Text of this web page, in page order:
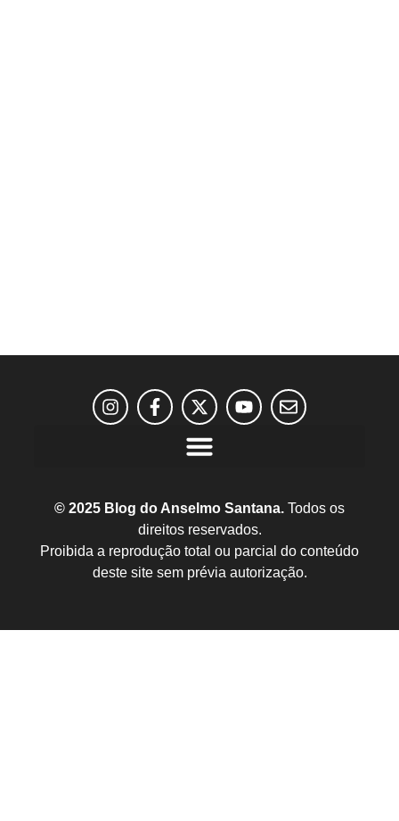
© 2025 Blog do Anselmo Santana. Todos os
direitos reservados.
Proibida a reprodução total ou parcial do conteúdo
deste site sem prévia autorização.